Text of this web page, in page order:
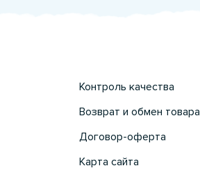
Контроль качества
Возврат и обмен товара
Договор-оферта
Карта сайта